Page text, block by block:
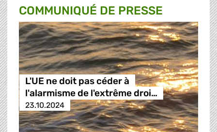
COMMUNIQUÉ DE PRESSE
L'UE ne doit pas céder à
l'alarmisme de l'extrême droi…
23.10.2024